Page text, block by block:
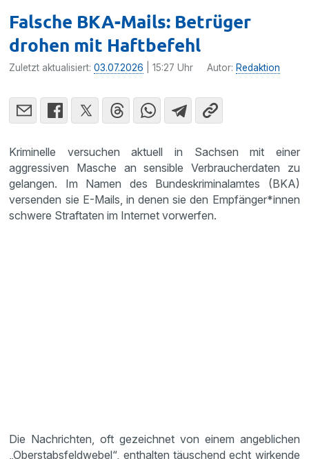
Falsche BKA-Mails: Betrüger
drohen mit Haftbefehl
Zuletzt aktualisiert:03.07.2026 | 15:27 Uhr Autor: Redaktion
Kriminelle versuchen aktuell in Sachsen mit einer
aggressiven Masche an sensible Verbraucherdaten zu
gelangen. Im Namen des Bundeskriminalamtes (BKA)
versenden sie E-Mails, in denen sie den Empfänger*innen
schwere Straftaten im Internet vorwerfen.
Die Nachrichten, oft gezeichnet von einem angeblichen
„Oberstabsfeldwebel“, enthalten täuschend echt wirkende